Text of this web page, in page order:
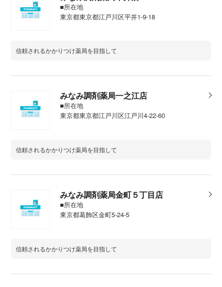
■所在地
東京都東京都江戸川区平井1-9-18
信頼されるかかりつけ薬局を目指して
みなみ調剤薬局一之江店
■所在地
東京都東京都江戸川区江戸川4-22-60
信頼されるかかりつけ薬局を目指して
みなみ調剤薬局金町５丁目店
■所在地
東京都葛飾区金町5-24-5
信頼されるかかりつけ薬局を目指して